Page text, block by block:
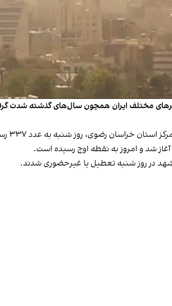
شنبه به عدد ۳۳۷ رسید که بیانگر وضعیت قرمز و بحرانی است.
در روز شنبه تعطیل یا غیرحضوری شدند.